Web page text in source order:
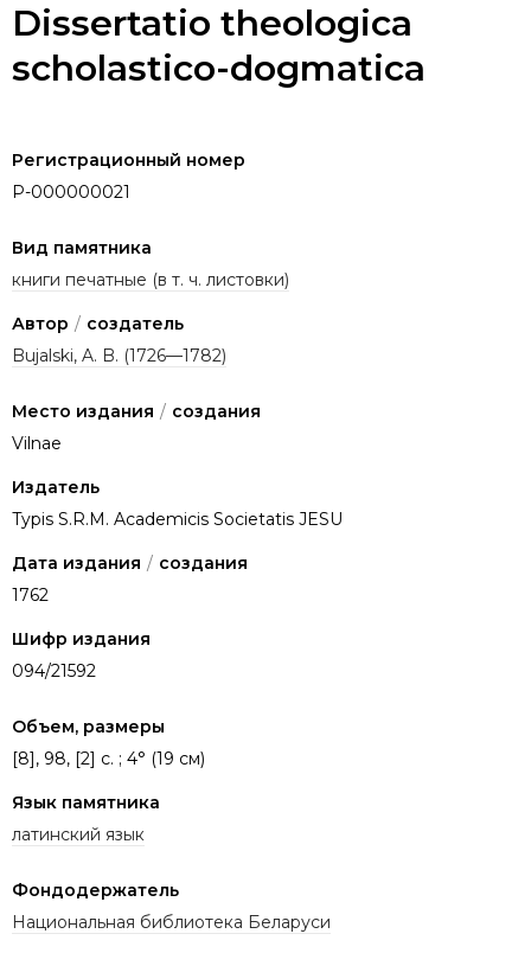
Dissertatio theologica
scholastico-dogmatica
Регистрационный номер
P-000000021
Вид памятника
книги печатные (в т. ч. листовки)
Автор / создатель
Bujalski, A. B. (1726—1782)
Место издания / создания
Vilnae
Издатель
Typis S.R.M. Academicis Societatis JESU
Дата издания / создания
1762
Шифр издания
094/21592
Объем, размеры
[8], 98, [2] с. ; 4° (19 см)
Язык памятника
латинский язык
Фондодержатель
Национальная библиотека Беларуси